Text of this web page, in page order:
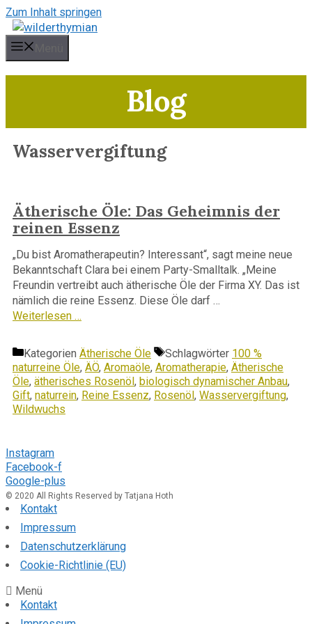
Zum Inhalt springen
Blog
Wasservergiftung
Ätherische Öle: Das Geheimnis der
reinen Essenz
„Du bist Aromatherapeutin? Interessant“, sagt meine neue
Bekanntschaft Clara bei einem Party-Smalltalk. „Meine
Freundin vertreibt auch ätherische Öle der Firma XY. Das ist
nämlich die reine Essenz. Diese Öle darf …
Weiterlesen …
Kategorien Ätherische Öle Schlagwörter 100 %
naturreine Öle, ÄÖ, Aromaöle, Aromatherapie, Ätherische
Öle, ätherisches Rosenöl, biologisch dynamischer Anbau,
Gift, naturrein, Reine Essenz, Rosenöl, Wasservergiftung,
Wildwuchs
Instagram
Facebook-f
Google-plus
© 2020 All Rights Reserved by Tatjana Hoth
Kontakt
Impressum
Datenschutzerklärung
Cookie-Richtlinie (EU)
Menü
Kontakt